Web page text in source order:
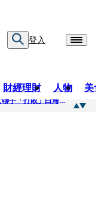
登入
財經理財 人物 美
品冠睽違多年唱進花蓮首訪富里 晴男晴女聯手「打敗」白海豚颱風